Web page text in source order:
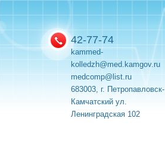
42-77-74
kammed-
kolledzh@med.kamgov.ru
medcomp@list.ru
683003, г. Петропавловск-
Камчатский ул.
Ленинградская 102